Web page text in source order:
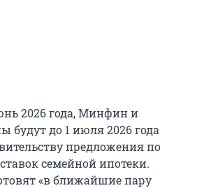
2026 года, Минфин и
до 1 июля 2026 года
предложения по
семейной ипотеки.
«в ближайшие пару